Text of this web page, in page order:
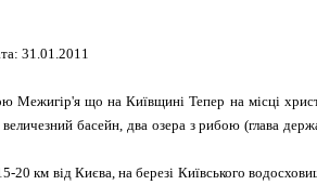
31.01.2011
Межигір'я що на Київщині Тепер на місці
басейн, два озера з рибою (глава
20 км від Києва, на березі Київського